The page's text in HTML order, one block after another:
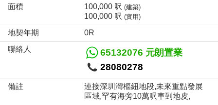
面積 100,000 呎 (建築)
100,000 呎 (實用)
地契年期
0R
聯絡人
65132076 元朗置業
28080278
備註
連接深圳灣樞紐地段,未來重點發展
區域,罕有海旁10萬呎車到地皮,